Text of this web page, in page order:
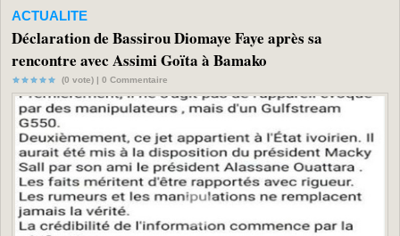
ACTUALITE
Déclaration de Bassirou Diomaye Faye après sa
rencontre avec Assimi Goïta à Bamako
(0 vote) | 0 Commentaire